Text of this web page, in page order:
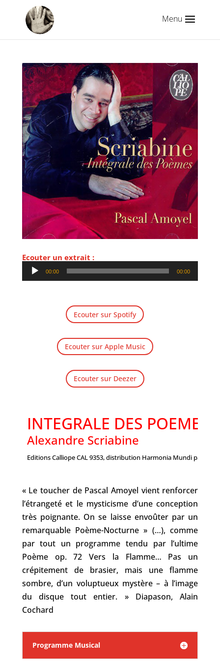
Ecouter un extrait :
Lecteur
audio
00:00 00:00
Ecouter sur Spotify
Ecouter sur Apple Music
Ecouter sur Deezer
INTEGRALE DES POEMES
Editions Calliope CAL 9353, distribution Harmonia Mundi paru en
« Le toucher de Pascal Amoyel vient renforcer
l’étrangeté et le mysticisme d’une conception
très poignante. On se laisse envoûter par un
remarquable Poème-Nocturne » (…), comme
par tout un programme tendu par l’ultime
Poème op. 72 Vers la Flamme… Pas un
crépitement de brasier, mais une flamme
sombre, d’un voluptueux mystère – à l’image
du disque tout entier. » Diapason, Alain
Cochard
Programme Musical